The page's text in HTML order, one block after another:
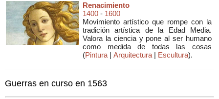
Renacimiento
1400 - 1600
Movimiento artístico que rompe con la
tradición artística de la Edad Media.
Valora la ciencia y pone al ser humano
como medida de todas las cosas
(Pintura | Arquitectura | Escultura).
Guerras en curso en 1563